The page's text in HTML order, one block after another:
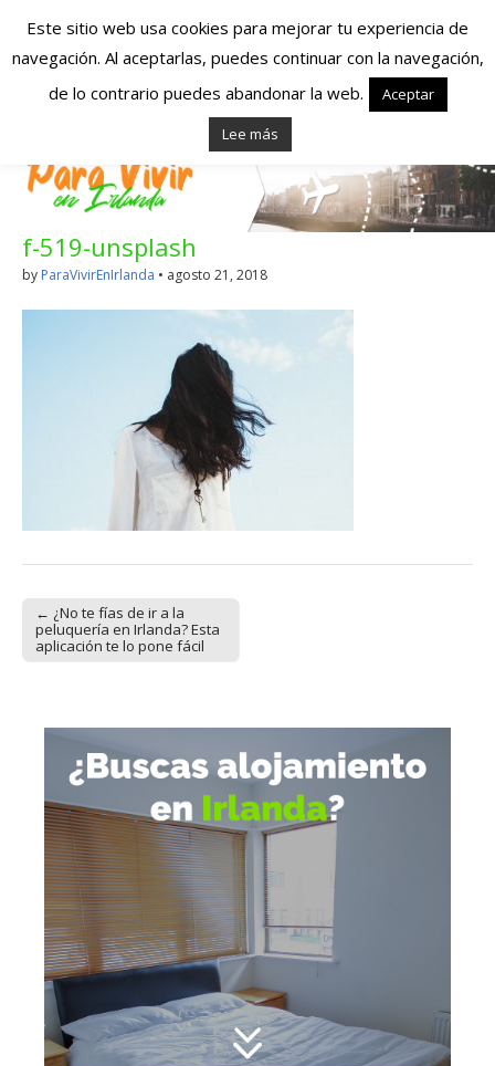
Españoles en
Irlanda – Vivir en
Irlanda – Trabajo
en Irlanda –
Alojamiento en
Irlanda
Blog dedicado a los que viven, estudian y trabajan en
f-519-unsplash
by ParaVivirEnIrlanda • agosto 21, 2018
Post navigation
← ¿No te fías de ir a la
peluquería en Irlanda? Esta
aplicación te lo pone fácil
Este sitio web usa cookies para mejorar tu experiencia de
navegación. Al aceptarlas, puedes continuar con la navegación,
de lo contrario puedes abandonar la web.
Aceptar
Lee más